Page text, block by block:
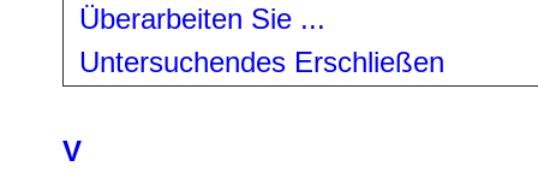
Überarbeiten Sie ...
Untersuchendes Erschließen
V